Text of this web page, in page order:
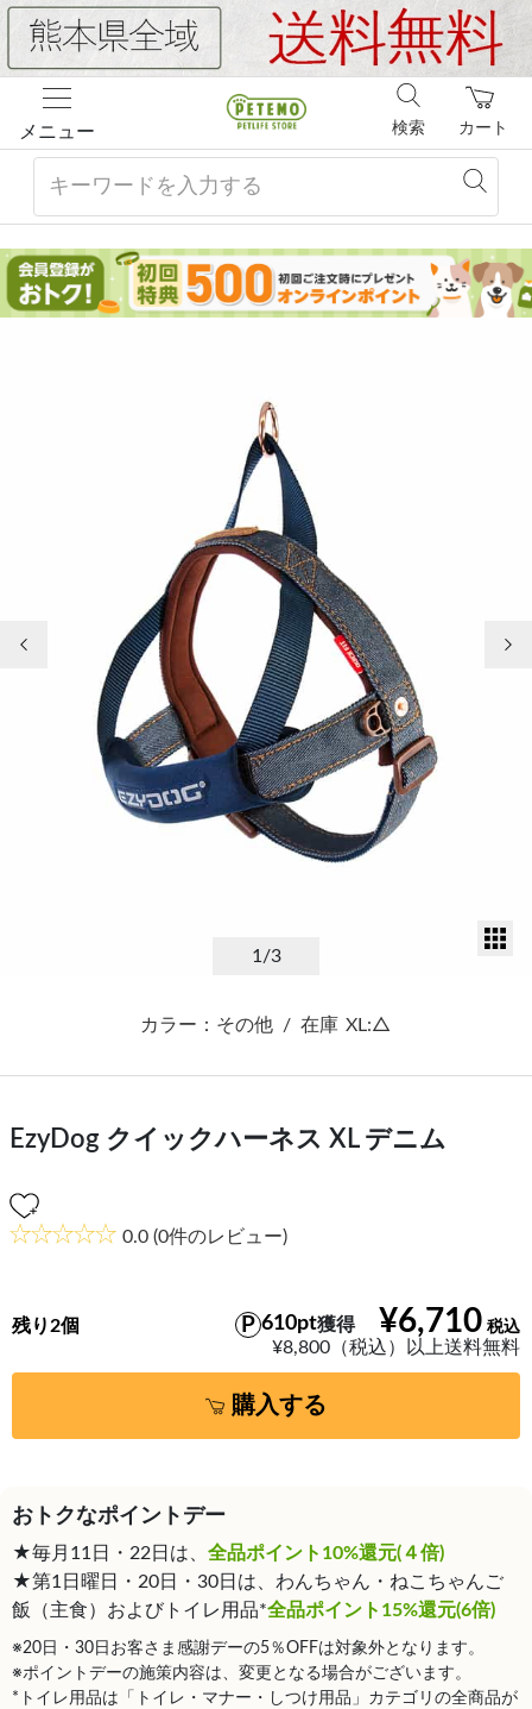
メニュー カート
検索
1/3
カラー：その他 / 在庫 XL:△
EzyDog クイックハーネス XL デニム
0.0 (0件のレビュー)
¥6,710
610pt獲得
¥8,800（税込）以上送料無料
残り2個
購入する
おトクなポイントデー
★毎月11日・22日は、 全品ポイント10%還元(４倍)
★第1日曜日・20日・30日は、わんちゃん・ねこちゃんご
飯（主食）およびトイレ用品*全品ポイント15%還元(6倍)
※20日・30日お客さま感謝デーの5％OFFは対象外となります。
※ポイントデーの施策内容は、変更となる場合がございます。
*トイレ用品は「トイレ・マナー・しつけ用品」カテゴリの全商品が